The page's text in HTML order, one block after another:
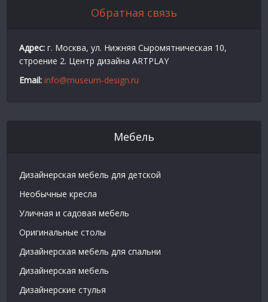
Обратная связь
Адрес: г. Москва, ул. Нижняя Сыромятническая 10,
строение 2. Центр дизайна ARTPLAY
Email: info@museum-design.ru
Мебель
Дизайнерская мебель для детской
Необычные кресла
Уличная и садовая мебель
Оригинальные столы
Дизайнерская мебель для спальни
Дизайнерская мебель
Дизайнерские стулья